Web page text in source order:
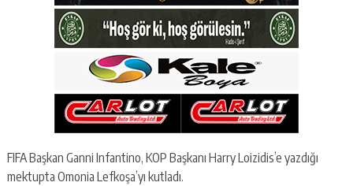
FIFA Başkan Ganni Infantino, KOP Başkanı Harry Loizidis’e yazdığı
mektupta Omonia Lefkoşa’yı kutladı.